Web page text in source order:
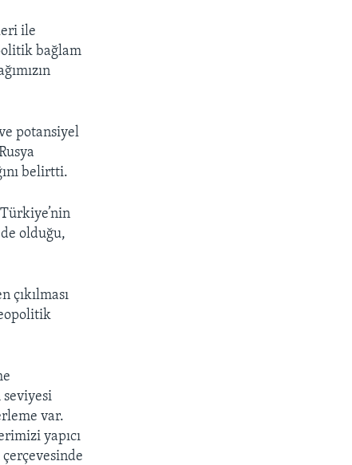
ile
bağlam
potansiyel
belirtti.
olduğu,
çıkılması
var.
yapıcı